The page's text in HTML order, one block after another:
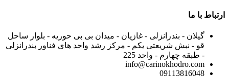
ارتباط با ما
گیلان - بندرانزلی - غازیان - میدان بی بی حوریه - بلوار ساحل
قو - نبش شریعتی یکم - مرکز رشد واحد های فناور بندرانزلی
- طبقه چهارم - واحد 225
info@carinokhodro.com
09113816048